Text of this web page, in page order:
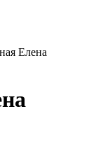
Елена